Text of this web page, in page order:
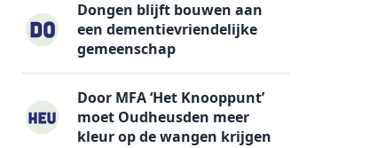
Dongen blijft bouwen aan
een dementievriendelijke
gemeenschap
Door MFA ‘Het Knooppunt’
moet Oudheusden meer
kleur op de wangen krijgen